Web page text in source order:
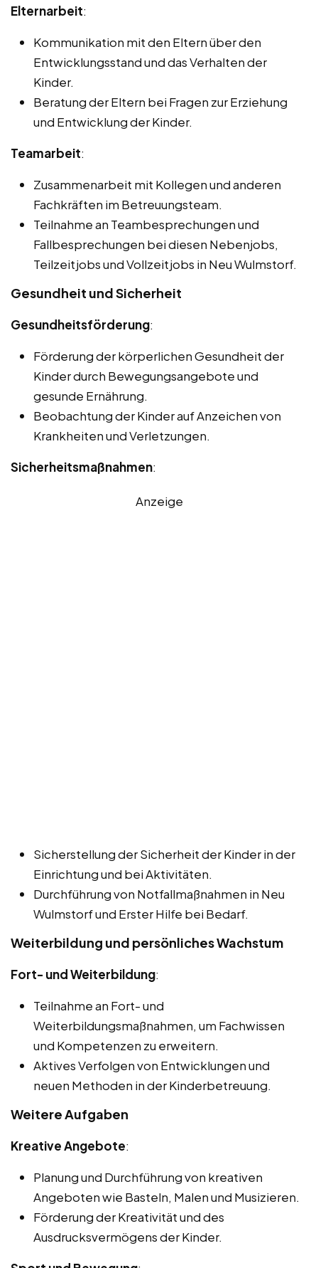
Elternarbeit:
Kommunikation mit den Eltern über den
Entwicklungsstand und das Verhalten der
Kinder.
Beratung der Eltern bei Fragen zur Erziehung
und Entwicklung der Kinder.
Teamarbeit:
Zusammenarbeit mit Kollegen und anderen
Fachkräften im Betreuungsteam.
Teilnahme an Teambesprechungen und
Fallbesprechungen bei diesen Nebenjobs,
Teilzeitjobs und Vollzeitjobs in Neu Wulmstorf.
Gesundheit und Sicherheit
Gesundheitsförderung:
Förderung der körperlichen Gesundheit der
Kinder durch Bewegungsangebote und
gesunde Ernährung.
Beobachtung der Kinder auf Anzeichen von
Krankheiten und Verletzungen.
Sicherheitsmaßnahmen:
Anzeige
Sicherstellung der Sicherheit der Kinder in der
Einrichtung und bei Aktivitäten.
Durchführung von Notfallmaßnahmen in Neu
Wulmstorf und Erster Hilfe bei Bedarf.
Weiterbildung und persönliches Wachstum
Fort- und Weiterbildung:
Teilnahme an Fort- und
Weiterbildungsmaßnahmen, um Fachwissen
und Kompetenzen zu erweitern.
Aktives Verfolgen von Entwicklungen und
neuen Methoden in der Kinderbetreuung.
Weitere Aufgaben
Kreative Angebote:
Planung und Durchführung von kreativen
Angeboten wie Basteln, Malen und Musizieren.
Förderung der Kreativität und des
Ausdrucksvermögens der Kinder.